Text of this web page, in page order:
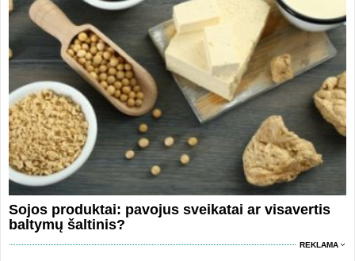
Sojos produktai: pavojus sveikatai ar visavertis
baltymų šaltinis?
REKLAMA